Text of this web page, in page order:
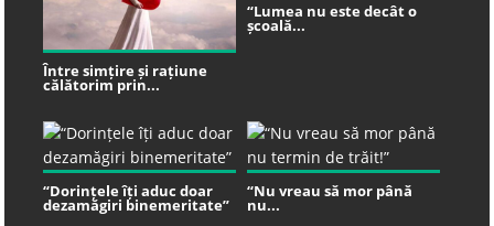
Între simțire și rațiune
călătorim prin...
“Lumea nu este decât o
școală...
“Dorințele îți aduc doar
dezamăgiri binemeritate”
“Nu vreau să mor până
nu...